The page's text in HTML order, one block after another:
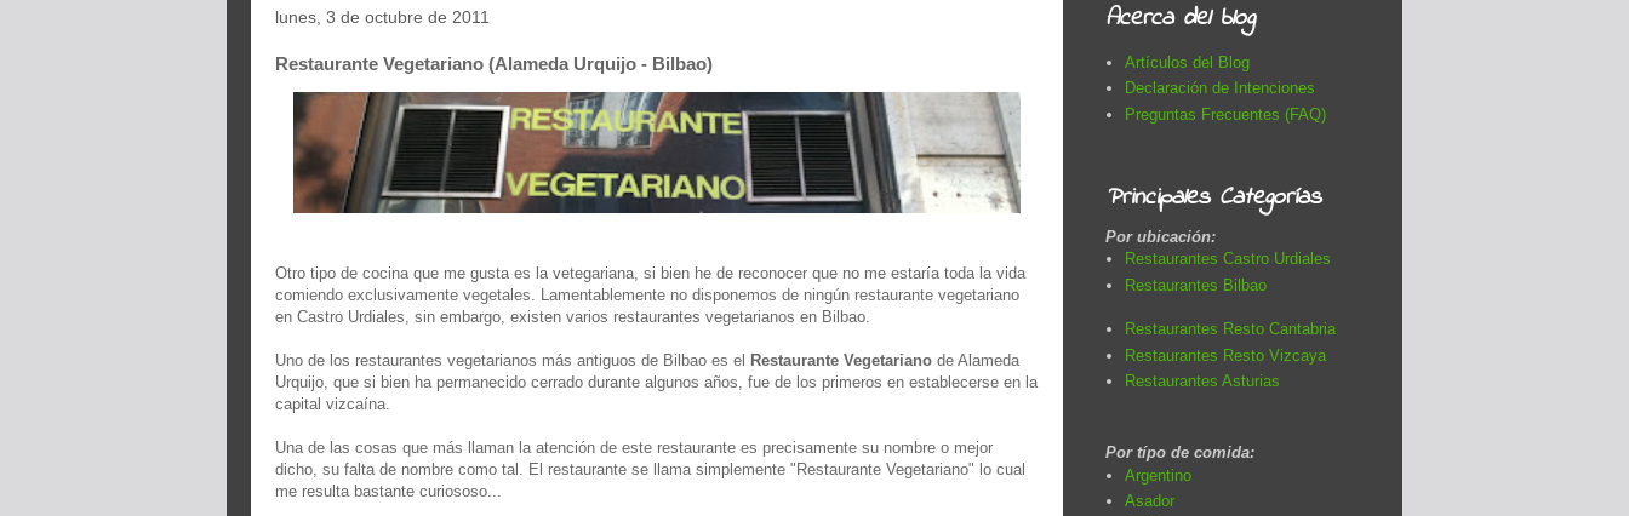
lunes, 3 de octubre de 2011
Restaurante Vegetariano (Alameda Urquijo - Bilbao)
Otro tipo de cocina que me gusta es la vetegariana, si bien he de reconocer que no me estaría toda la vida
comiendo exclusivamente vegetales. Lamentablemente no disponemos de ningún restaurante vegetariano
en Castro Urdiales, sin embargo, existen varios restaurantes vegetarianos en Bilbao.
Uno de los restaurantes vegetarianos más antiguos de Bilbao es el Restaurante Vegetariano de Alameda
Urquijo, que si bien ha permanecido cerrado durante algunos años, fue de los primeros en establecerse en la
capital vizcaína.
Una de las cosas que más llaman la atención de este restaurante es precisamente su nombre o mejor
dicho, su falta de nombre como tal. El restaurante se llama simplemente "Restaurante Vegetariano" lo cual
me resulta bastante curiososo...
Acerca del blog
Artículos del Blog
Declaración de Intenciones
Preguntas Frecuentes (FAQ)
Principales Categorías
Por ubicación:
Restaurantes Castro Urdiales
Restaurantes Bilbao
Restaurantes Resto Cantabria
Restaurantes Resto Vizcaya
Restaurantes Asturias
Por típo de comida:
Argentino
Asador